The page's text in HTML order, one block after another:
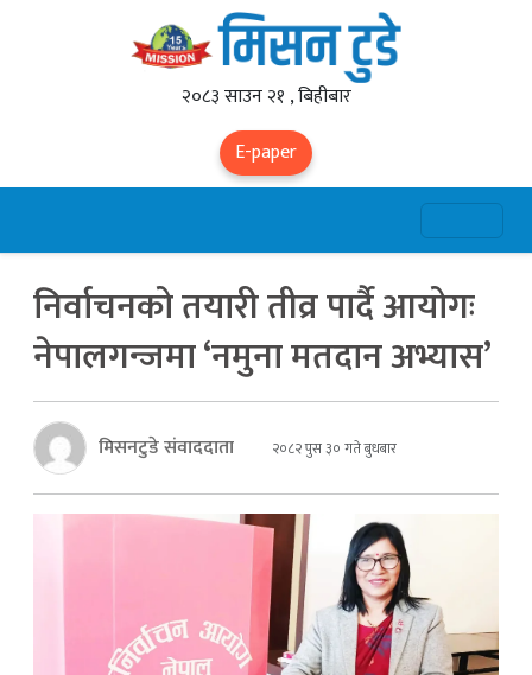
२०८३ साउन २१ , बिहीबार
E-paper
निर्वाचनको तयारी तीव्र पार्दै आयोगः
नेपालगन्जमा ‘नमुना मतदान अभ्यास’
मिसनटुडे संवाददाता २०८२ पुस ३० गते बुधबार